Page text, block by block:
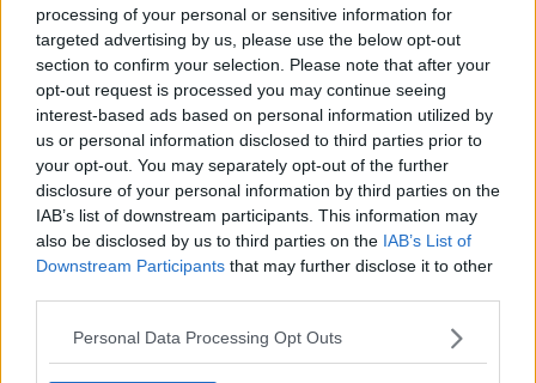
processing of your personal or sensitive information for
targeted advertising by us, please use the below opt-out
section to confirm your selection. Please note that after your
opt-out request is processed you may continue seeing
interest-based ads based on personal information utilized by
us or personal information disclosed to third parties prior to
your opt-out. You may separately opt-out of the further
disclosure of your personal information by third parties on the
IAB’s list of downstream participants. This information may
also be disclosed by us to third parties on the IAB’s List of
Downstream Participants that may further disclose it to other
Personal Data Processing Opt Outs
Per fortuna, la società non è stata costretta a giocarsi quell'
bonusche il regolamento speciale di questa strana stagione mette
a disposizione di ogni squadra. Che gli amaranto non avrebbero
comunque giocato a Fermo era logico, anche per l'importanza dello
scontro diretto, da affrontare con la rosa a disposizione e non
decimata dal contagio. Che potessero evitare la gara senza
sprecare il jolly era tutt'altro che certo.
La Lega ha anche stabilitocome cambierà il calendario
appuntamenti infrasettimanali per recuperare i turni persi. Gli
amaranto, Covid permettendo, dovrebbero a questo punto tornare
fra le mura amiche.